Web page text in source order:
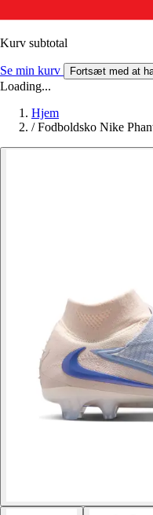
Kurv subtotal
Se min kurv Fortsæt med at
Loading...
Hjem
/ Fodboldsko Nike